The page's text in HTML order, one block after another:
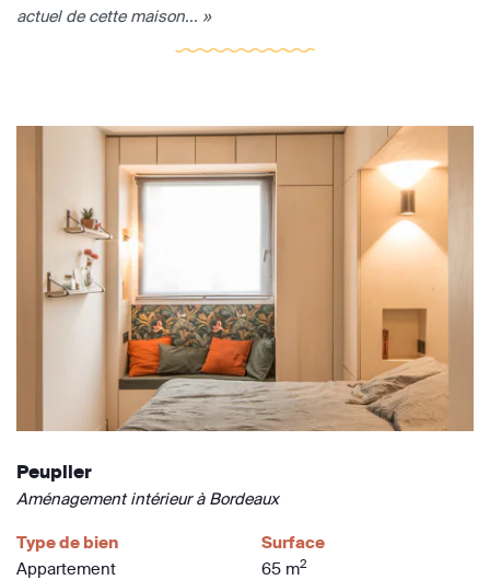
actuel de cette maison... »
Peuplier
Aménagement intérieur à Bordeaux
Type de bien
Appartement
Surface
65 m2